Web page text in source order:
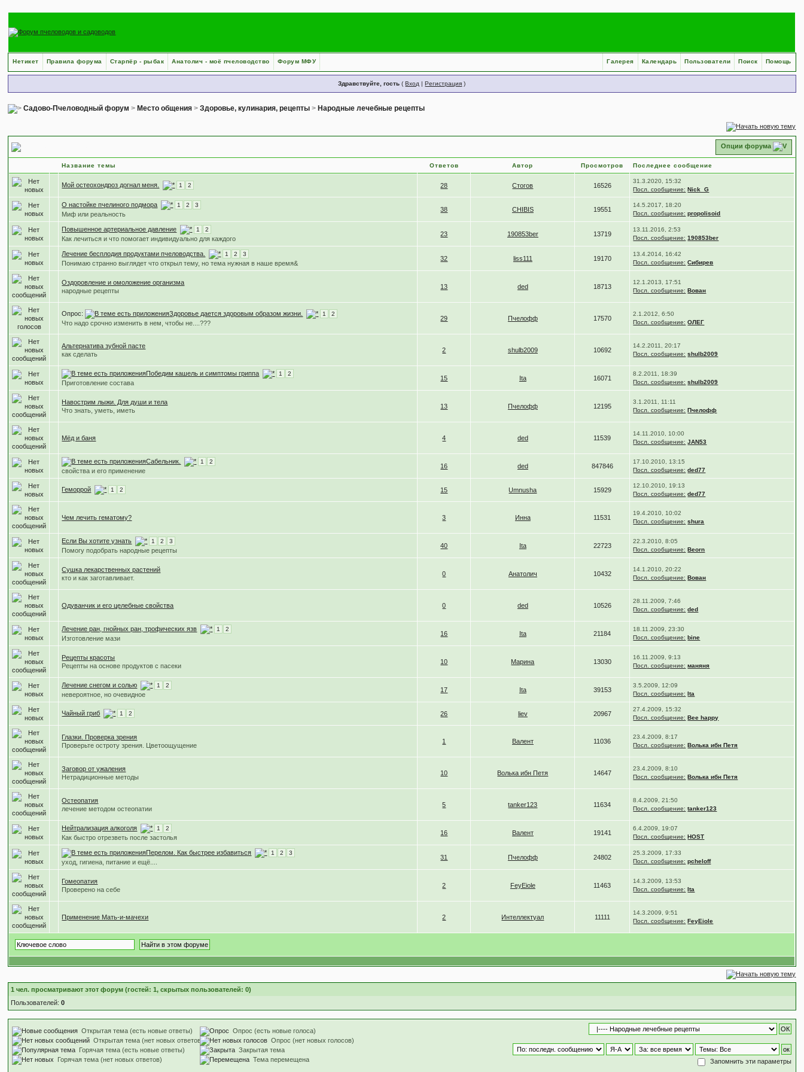
Нетикет Правила форума Старпёр - рыбак Анатолич - моё пчеловодство Форум МФУ Помощь
Поиск
Пользователи
Календарь
Галерея
Здравствуйте, гость (Вход |Регистрация )
Садово-Пчеловодный форум > Место общения >Здоровье, кулинария, рецепты > Народные лечебные рецепты
Опции форума
Название темы Ответов Автор Просмотров Последнее сообщение
Мой остеохондроз догнал меня. 1 2 28 Стогов 16526
31.3.2020, 15:32
Посл. сообщение: Nick_G
О настойке пчелиного подмора 1 2 3
Миф или реальность
38 CHIBIS 19551
14.5.2017, 18:20
Посл. сообщение: propolisoid
Повышенное артериальное давление 1 2
Как лечиться и что помогает индивидуально для каждого
23 190853ber 13719
13.11.2016, 2:53
Посл. сообщение: 190853ber
Лечение бесплодия продуктами пчеловодства. 1 2 3
Понимаю странно выглядет что открыл тему, но тема нужная в наше время&
32 liss111 19170
13.4.2014, 16:42
Посл. сообщение: Сибирев
Оздоровление и омоложение организма
народные рецепты
13 ded 18713
12.1.2013, 17:51
Посл. сообщение: Вован
Опрос: Здоровье дается здоровым образом жизни. 1 2
Что надо срочно изменить в нем, чтобы не....???
29 Пчелофф 17570
2.1.2012, 6:50
Посл. сообщение: ОЛЕГ
Альтернатива зубной пасте
как сделать
2 shulb2009 10692
14.2.2011, 20:17
Посл. сообщение: shulb2009
Победим кашель и симптомы гриппа 1 2
Приготовление состава
15 Ita 16071
8.2.2011, 18:39
Посл. сообщение: shulb2009
Навострим лыжи. Для души и тела
Что знать, уметь, иметь
13 Пчелофф 12195
3.1.2011, 11:11
Посл. сообщение: Пчелофф
Мёд и баня 4 ded 11539
14.11.2010, 10:00
Посл. сообщение: JAN53
Сабельник. 1 2
свойства и его применение
16 ded 847846
17.10.2010, 13:15
Посл. сообщение: ded77
Геморрой 1 2 15 Umnusha 15929
12.10.2010, 19:13
Посл. сообщение: ded77
Чем лечить гематому? 3 Инна 11531
19.4.2010, 10:02
Посл. сообщение: shura
Если Вы хотите узнать 1 2 3
Помогу подобрать народные рецепты
40 Ita 22723
22.3.2010, 8:05
Посл. сообщение: Beorn
Сушка лекарственных растений
кто и как заготавливает.
0 Анатолич 10432
14.1.2010, 20:22
Посл. сообщение: Вован
Одуванчик и его целебные свойства 0 ded 10526
28.11.2009, 7:46
Посл. сообщение: ded
Лечение ран, гнойных ран, трофических язв 1 2
Изготовление мази
16 Ita 21184
18.11.2009, 23:30
Посл. сообщение: bine
Рецепты красоты
Рецепты на основе продуктов с пасеки
10 Марина 13030
16.11.2009, 9:13
Посл. сообщение: маняня
Лечение снегом и солью 1 2
невероятное, но очевидное
17 Ita 39153
3.5.2009, 12:09
Посл. сообщение: Ita
Чайный гриб 1 2 26 liev 20967
27.4.2009, 15:32
Посл. сообщение: Bee happy
Глазки. Проверка зрения
Проверьте остроту зрения. Цветоощущение
1 Валент 11036
23.4.2009, 8:17
Посл. сообщение: Волька ибн Петя
Заговор от ужаления
Нетрадиционные методы
10 Волька ибн Петя 14647
23.4.2009, 8:10
Посл. сообщение: Волька ибн Петя
Остеопатия
лечение методом остеопатии
5 tanker123 11634
8.4.2009, 21:50
Посл. сообщение: tanker123
Нейтрализация алкоголя 1 2
Как быстро отрезветь после застолья
16 Валент 19141
6.4.2009, 19:07
Посл. сообщение: HOST
Перелом. Как быстрее избавиться 1 2 3
уход, гигиена, питание и ещё....
31 Пчелофф 24802
25.3.2009, 17:33
Посл. сообщение: pcheloff
Гомеопатия
Проверено на себе
2 FeyEiole 11463
14.3.2009, 13:53
Посл. сообщение: Ita
Применение Мать-и-мачехи 2 Интеллектуал 11111
14.3.2009, 9:51
Посл. сообщение: FeyEiole
1 чел. просматривают этот форум (гостей: 1, скрытых пользователей: 0)
Пользователей:0
Открытая тема (есть новые ответы)
Открытая тема (нет новых ответов)
Горячая тема (есть новые ответы)
Горячая тема (нет новых ответов)
Опрос (есть новые голоса)
Опрос (нет новых голосов)
Закрытая тема
Тема перемещена
Запомнить эти параметры